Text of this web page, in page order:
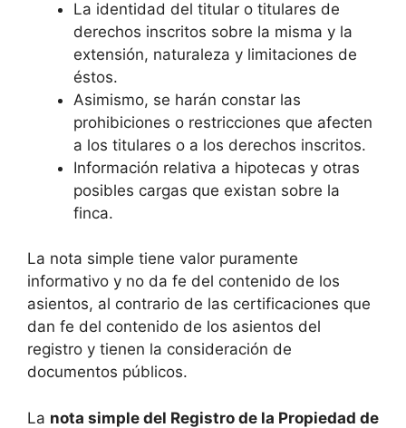
La identidad del titular o titulares de
derechos inscritos sobre la misma y la
extensión, naturaleza y limitaciones de
éstos.
Asimismo, se harán constar las
prohibiciones o restricciones que afecten
a los titulares o a los derechos inscritos.
Información relativa a hipotecas y otras
posibles cargas que existan sobre la
finca.
La nota simple tiene valor puramente
informativo y no da fe del contenido de los
asientos, al contrario de las certificaciones que
dan fe del contenido de los asientos del
registro y tienen la consideración de
documentos públicos.
La nota simple del Registro de la Propiedad de